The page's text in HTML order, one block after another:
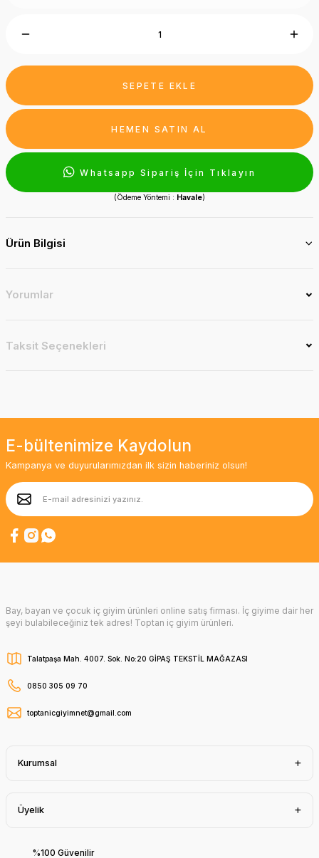
SEPETE EKLE
HEMEN SATIN AL
Whatsapp Sipariş İçin Tıklayın
(Ödeme Yöntemi : Havale)
Ürün Bilgisi
Yorumlar
Taksit Seçenekleri
E-bültenimize Kaydolun
Kampanya ve duyurularımızdan ilk sizin haberiniz olsun!
Bay, bayan ve çocuk iç giyim ürünleri online satış firması. İç giyime dair her
şeyi bulabileceğiniz tek adres! Toptan iç giyim ürünleri.
Talatpaşa Mah. 4007. Sok. No:20 GİPAŞ TEKSTİL MAĞAZASI
0850 305 09 70
toptanicgiyimnet@gmail.com
Kurumsal
Üyelik
%100 Güvenilir